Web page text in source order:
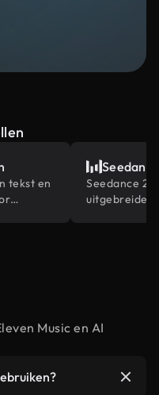
tekst en
Seedance
uitgebreide
Music en AI